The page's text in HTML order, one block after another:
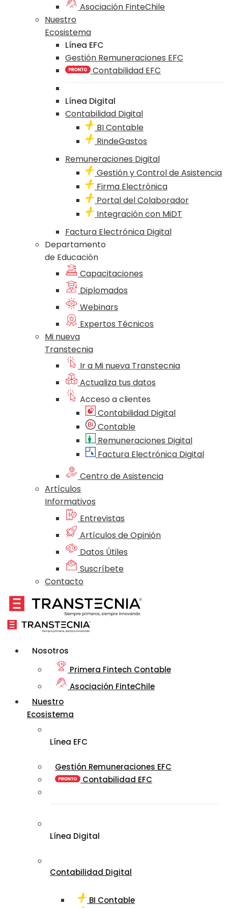
Asociación FinteChile
Nuestro
Ecosistema
Línea EFC
Gestión Remuneraciones EFC
Contabilidad EFC
Línea Digital
Contabilidad Digital
BI Contable
RindeGastos
Remuneraciones Digital
Gestión y Control de Asistencia
Firma Electrónica
Portal del Colaborador
Integración con MiDT
Factura Electrónica Digital
Departamento
de Educación
Capacitaciones
Diplomados
Webinars
Expertos Técnicos
Mi nueva
Transtecnia
Ir a Mi nueva Transtecnia
Actualiza tus datos
Acceso a clientes
Contabilidad Digital
Contable
Remuneraciones Digital
Factura Electrónica Digital
Centro de Asistencia
Artículos
Informativos
Entrevistas
Artículos de Opinión
Datos Útiles
Suscríbete
Contacto
Nosotros
Primera Fintech Contable
Asociación FinteChile
Nuestro
Ecosistema
Línea EFC
Gestión Remuneraciones EFC
Contabilidad EFC
Línea Digital
Contabilidad Digital
BI Contable